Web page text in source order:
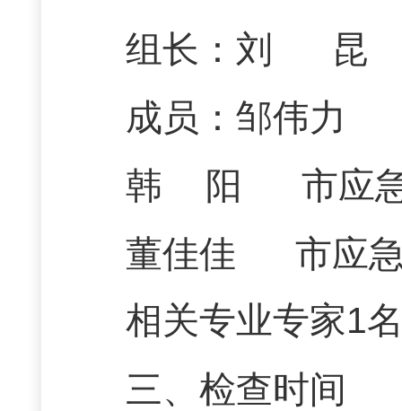
组长：刘
昆
成员： 邹伟力
韩
阳
市应
董佳佳
市应
相关专业专家1
三、检查时间